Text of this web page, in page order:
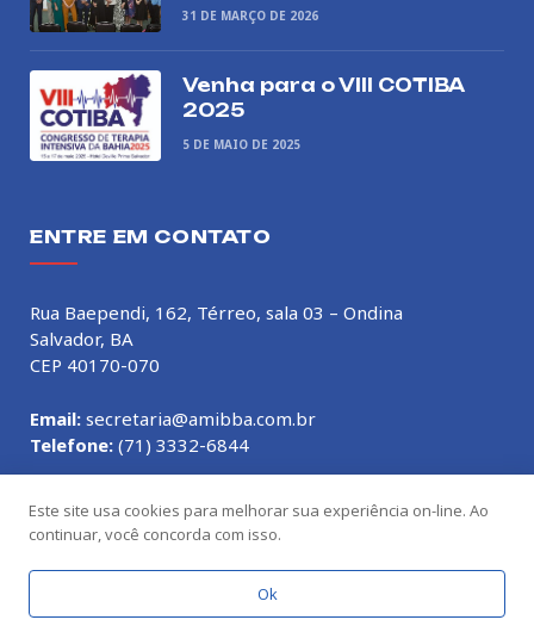
31 DE MARÇO DE 2026
Venha para o VIII COTIBA
2025
5 DE MAIO DE 2025
ENTRE EM CONTATO
Rua Baependi, 162, Térreo, sala 03 – Ondina
Salvador, BA
CEP 40170-070
Email: secretaria@amibba.com.br
Telefone: (71) 3332-6844
Este site usa cookies para melhorar sua experiência on-line. Ao
continuar, você concorda com isso.
Ok